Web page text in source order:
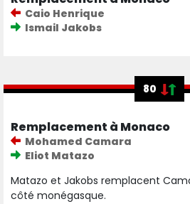
Caio Henrique
Ismail Jakobs
80
Remplacement à Monaco
Mohamed Camara
Eliot Matazo
Matazo et Jakobs remplacent
côté monégasque.